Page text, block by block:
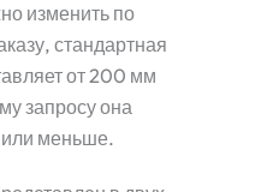
изменить по
стандартная
от 200 мм
запросу она
меньше.